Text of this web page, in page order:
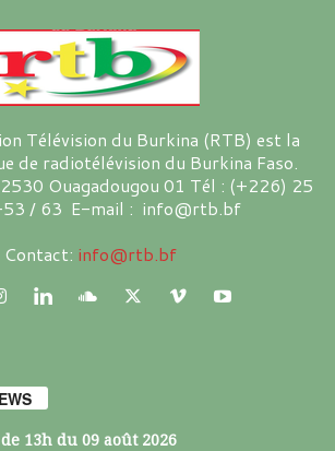
Télévision du Burkina (RTB) est la
de radiotélévision du Burkina Faso.
Ouagadougou 01 Tél : (+226) 25
/ 63 E-mail : info@rtb.bf
Contact: info@rtb.bf
de 13h du 09 août 2026